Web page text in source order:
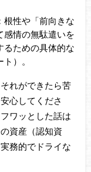
根性や「前向きな
感情の無駄遣いを
るための具体的な
）。
れができたら苦
心してくださ
ワッとした話は
資産（認知資
務的でドライな